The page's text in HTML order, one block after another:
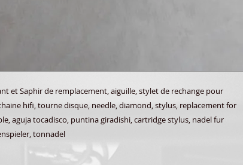
et Saphir de remplacement, aiguille, stylet de rechange pour
hifi, tourne disque, needle, diamond, stylus, replacement for
aguja tocadisco, puntina giradishi, cartridge stylus, nadel fur
tonnadel